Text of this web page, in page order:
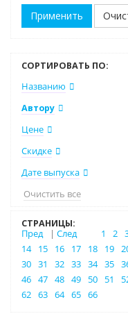
СОРТИРОВАТЬ ПО:
Названию
Автору
Цене
Скидке
Дате выпуска
Очистить все
СТРАНИЦЫ:
Пред
| След 1 2
14
15 16 17 18 19
30 31 32 33 34 35
46 47 48 49 50 51
62 63 64 65 66